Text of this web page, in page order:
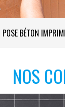
POSE BÉTON
NOS